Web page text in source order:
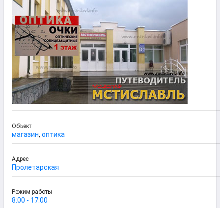
Объект
магазин, оптика
Адрес
Пролетарская
Режим работы
8:00 - 17:00